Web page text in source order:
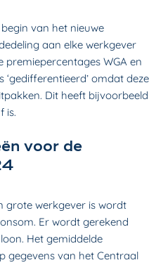
van het nieuwe
aan elke werkgever
WGA en
omdat deze
Dit heeft bijvoorbeeld
is.
voor de
grote werkgever is wordt
Er wordt gerekend
Het gemiddelde
gegevens van het Centraal